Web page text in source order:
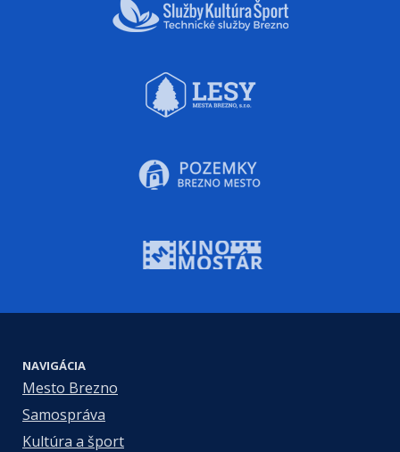
NAVIGÁCIA
Mesto Brezno
Samospráva
Kultúra a šport